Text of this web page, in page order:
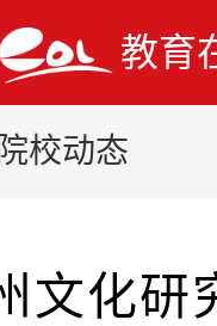
教育
院校动态
文化研